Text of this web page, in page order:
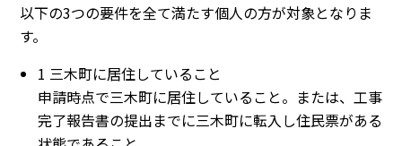
以下の3つの要件を全て満たす個人の方が対象となりま
す。
1 三木町に居住していること
申請時点で三木町に居住していること。または、工事
完了報告書の提出までに三木町に転入し住民票がある